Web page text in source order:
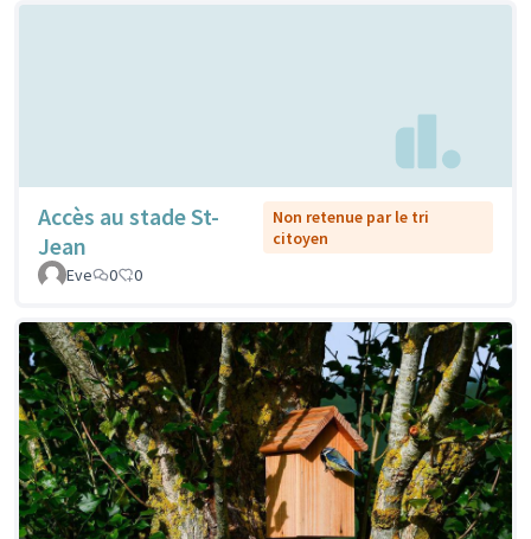
Accès au stade St-
Jean
Non retenue par le tri
citoyen
Eve
0 0